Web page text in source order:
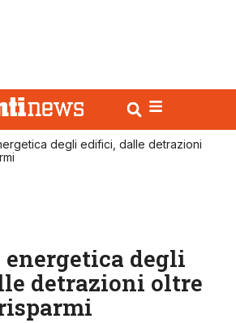
degli edifici, dalle detrazioni
degli
detrazioni oltre